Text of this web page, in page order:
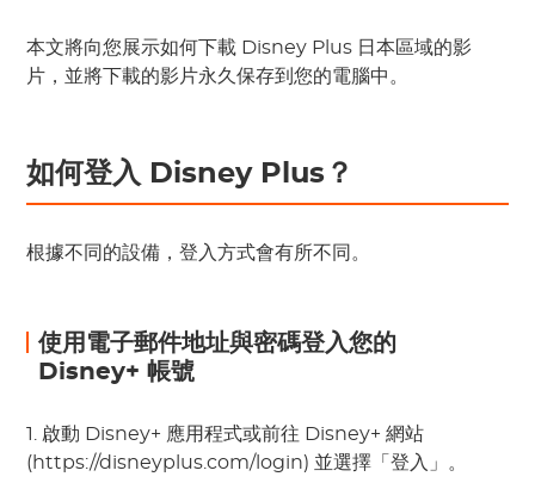
本文將向您展示如何下載 Disney Plus 日本區域的影
片，並將下載的影片永久保存到您的電腦中。
如何登入 Disney Plus？
根據不同的設備，登入方式會有所不同。
使用電子郵件地址與密碼登入您的
Disney+ 帳號
1. 啟動 Disney+ 應用程式或前往 Disney+ 網站
(https://disneyplus.com/login) 並選擇「登入」。